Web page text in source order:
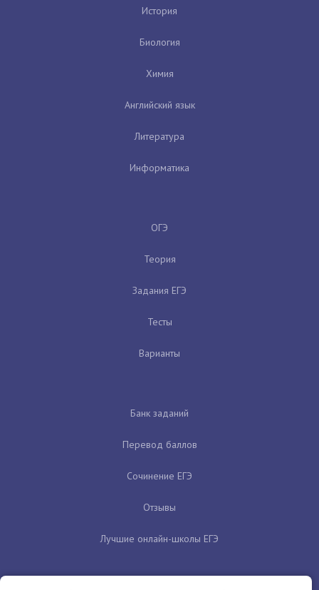
История
Биология
Химия
Английский язык
Литература
Информатика
ОГЭ
Теория
Задания ЕГЭ
Тесты
Варианты
Банк заданий
Перевод баллов
Сочинение ЕГЭ
Отзывы
Лучшие онлайн-школы ЕГЭ